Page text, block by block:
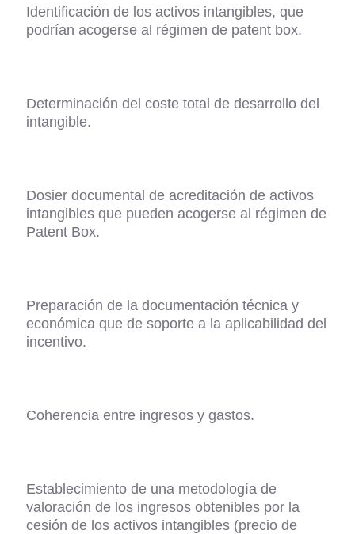
Identificación de los activos intangibles, que
podrían acogerse al régimen de patent box.
Determinación del coste total de desarrollo del
intangible.
Dosier documental de acreditación de activos
intangibles que pueden acogerse al régimen de
Patent Box.
Preparación de la documentación técnica y
económica que de soporte a la aplicabilidad del
incentivo.
Coherencia entre ingresos y gastos.
Establecimiento de una metodología de
valoración de los ingresos obtenibles por la
cesión de los activos intangibles (precio de